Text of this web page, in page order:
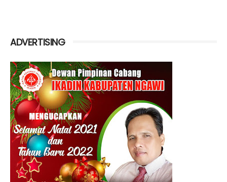
ADVERTISING